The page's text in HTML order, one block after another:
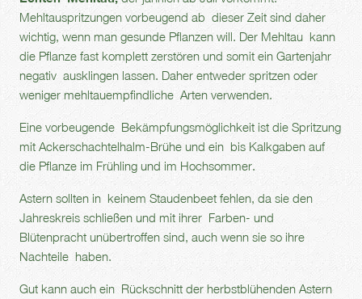
Mehltauspritzungen vorbeugend ab dieser Zeit sind daher
wichtig, wenn man gesunde Pflanzen will. Der Mehltau kann
die Pflanze fast komplett zerstören und somit ein Gartenjahr
negativ ausklingen lassen. Daher entweder spritzen oder
weniger mehltauempfindliche Arten verwenden.
Eine vorbeugende Bekämpfungsmöglichkeit ist die Spritzung
mit Ackerschachtelhalm-Brühe und ein bis Kalkgaben auf
die Pflanze im Frühling und im Hochsommer.
Astern sollten in keinem Staudenbeet fehlen, da sie den
Jahreskreis schließen und mit ihrer Farben- und
Blütenpracht unübertroffen sind, auch wenn sie so ihre
Nachteile haben.
Gut kann auch ein Rückschnitt der herbstblühenden Astern